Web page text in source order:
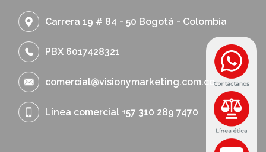
Carrera 19 # 84 - 50 Bogotá - Colombia
PBX 6017428321
comercial@visionymarketing.com.co
Línea comercial +57 310 289 7470